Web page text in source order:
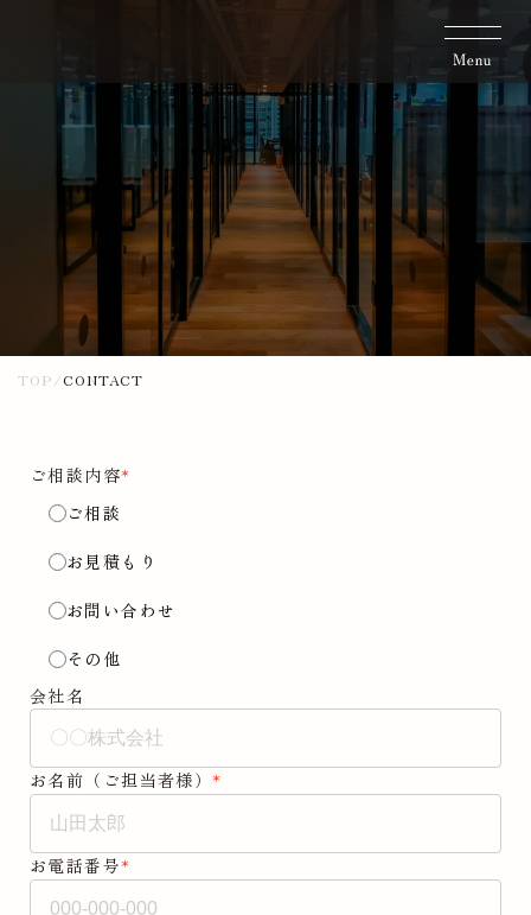
TOP/CONTACT
ご相談内容*
ご相談
お見積もり
お問い合わせ
その他
会社名
お名前（ご担当者様） *
お電話番号*